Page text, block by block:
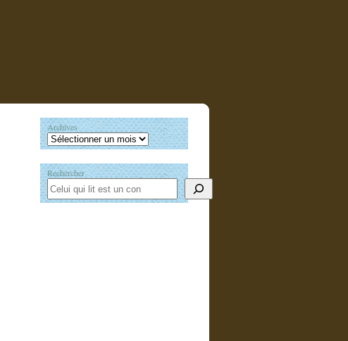
Archives
Rechercher